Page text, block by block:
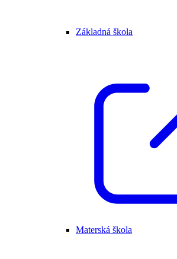
Základná škola
Materská škola